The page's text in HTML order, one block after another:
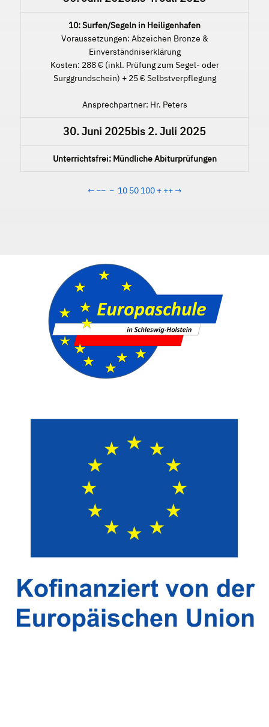
10: Surfen/Segeln in Heiligenhafen
Voraussetzungen: Abzeichen Bronze &
Einverständniserklärung
Kosten: 288 € (inkl. Prüfung zum Segel- oder
Surggrundschein) + 25 € Selbstverpflegung
Ansprechpartner: Hr. Peters
30. Juni 2025bis 2. Juli 2025
Unterrichtsfrei: Mündliche Abiturprüfungen
← −− − 10 50 100 + ++→